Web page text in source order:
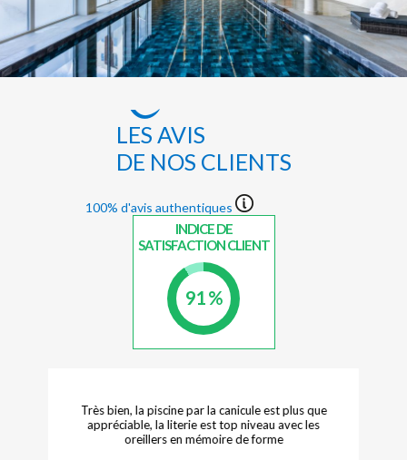
LES AVIS
DE NOS CLIENTS
100% d'avis authentiques
INDICE DE
SATISFACTION CLIENT
91 %
Très bien, la piscine par la canicule est plus que
appréciable, la literie est top niveau avec les
oreillers en mémoire de forme